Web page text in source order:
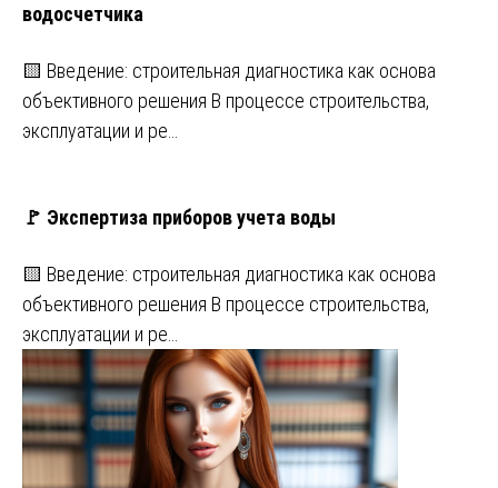
водосчетчика
🟨 Введение: строительная диагностика как основа
объективного решения В процессе строительства,
эксплуатации и ре…
🚩 Экспертиза приборов учета воды
🟨 Введение: строительная диагностика как основа
объективного решения В процессе строительства,
эксплуатации и ре…